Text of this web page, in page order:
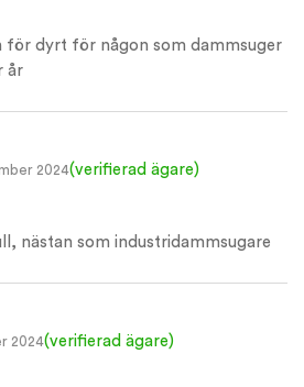
för dyrt för någon som dammsuger
år
(verifierad ägare)
2024
nästan som industridammsugare
(verifierad ägare)
2024